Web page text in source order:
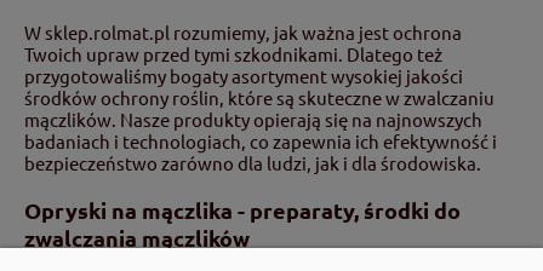
W sklep.rolmat.pl rozumiemy, jak ważna jest ochrona
Twoich upraw przed tymi szkodnikami. Dlatego też
przygotowaliśmy bogaty asortyment wysokiej jakości
środków ochrony roślin, które są skuteczne w zwalczaniu
mączlików. Nasze produkty opierają się na najnowszych
badaniach i technologiach, co zapewnia ich efektywność i
bezpieczeństwo zarówno dla ludzi, jak i dla środowiska.
Opryski na mączlika - preparaty, środki do
zwalczania mączlików